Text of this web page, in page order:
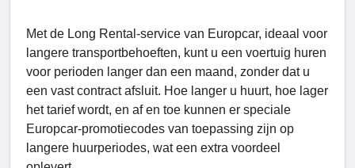
Met de Long Rеntal-service van Europcar, ideaal voor
langere transportbehoeften, kunt u een voertuig huren
voor perioden langer dan een maand, zonder dat u
een vast contract afsluit. Hoe langer u huurt, hoe lager
het tarief wordt, en af ​​en toe kunnen er speciale
Europcar-promotiecodes van toepassing zijn op
langere huurperiodes, wat een extra voordeel